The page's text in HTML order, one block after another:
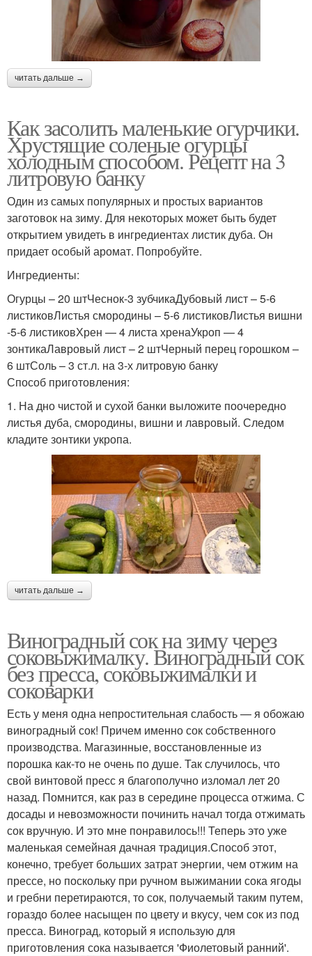
читать дальше →
Как засолить маленькие огурчики.
Хрустящие соленые огурцы
холодным способом. Рецепт на 3
литровую банку
Один из самых популярных и простых вариантов
заготовок на зиму. Для некоторых может быть будет
открытием увидеть в ингредиентах листик дуба. Он
придает особый аромат. Попробуйте.
Ингредиенты:
Огурцы – 20 штЧеснок-3 зубчикаДубовый лист – 5-6
листиковЛистья смородины – 5-6 листиковЛистья вишни
-5-6 листиковХрен — 4 листа хренаУкроп — 4
зонтикаЛавровый лист – 2 штЧерный перец горошком –
6 штСоль – 3 ст.л. на 3-х литровую банку
Способ приготовления:
1. На дно чистой и сухой банки выложите поочередно
листья дуба, смородины, вишни и лавровый. Следом
кладите зонтики укропа.
читать дальше →
Виноградный сок на зиму через
соковыжималку. Виноградный сок
без пресса, соковыжималки и
соковарки
Есть у меня одна непростительная слабость — я обожаю
виноградный сок! Причем именно сок собственного
производства. Магазинные, восстановленные из
порошка как-то не очень по душе. Так случилось, что
свой винтовой пресс я благополучно изломал лет 20
назад. Помнится, как раз в середине процесса отжима. С
досады и невозможности починить начал тогда отжимать
сок вручную. И это мне понравилось!!! Теперь это уже
маленькая семейная дачная традиция.Способ этот,
конечно, требует больших затрат энергии, чем отжим на
прессе, но поскольку при ручном выжимании сока ягоды
и гребни перетираются, то сок, получаемый таким путем,
гораздо более насыщен по цвету и вкусу, чем сок из под
пресса. Виноград, который я использую для
приготовления сока называется 'Фиолетовый ранний'.